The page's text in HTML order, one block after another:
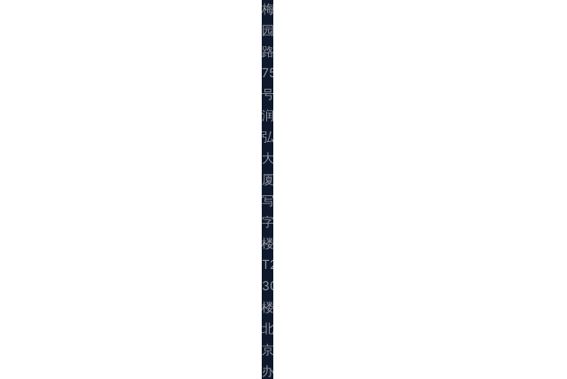
梅
园
路
75
号
润
弘
大
厦
写
字
楼
T2
30
楼
北
京
办